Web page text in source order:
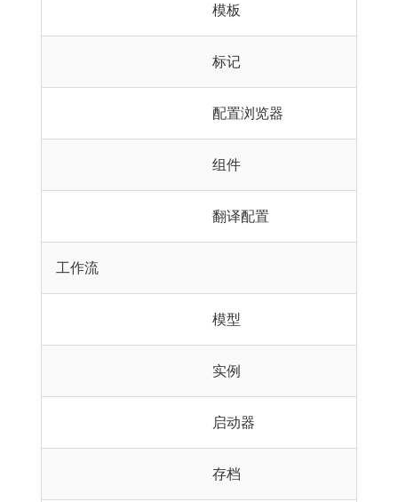
模板
标记
配置浏览器
组件
翻译配置
工作流
模型
实例
启动器
存档